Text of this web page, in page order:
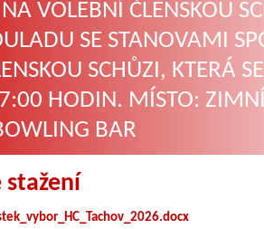
VOLEBNÍ ČLENSKOU
SE STANOVAMI
SCHŮZI, KTERÁ
HODIN. MÍSTO:
BAR
stažení